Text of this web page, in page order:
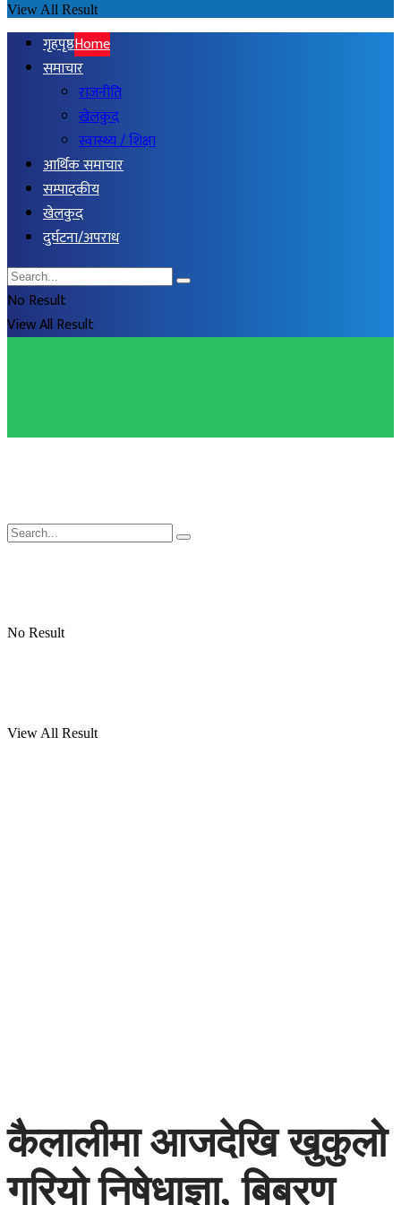
View All Result
गृहपृष्ठHome
समाचार
राजनीति
खेलकुद
स्वास्थ्य / शिक्षा
आर्थिक समाचार
सम्पादकीय
खेलकुद
दुर्घटना/अपराध
No Result
View All Result
No Result
View All Result
कैलालीमा आजदेखि खुकुलो
गरियो निषेधाज्ञा, बिबरण